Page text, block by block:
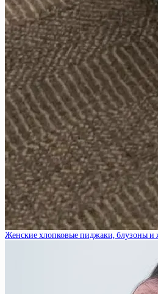
Женские хлопковые пиджаки, блузоны и